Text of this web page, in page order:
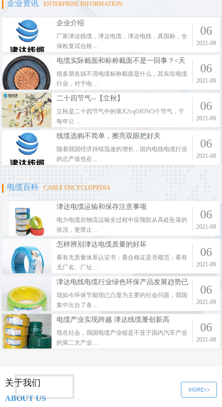
企业资讯 ENTERPRISE INFORMATION
企业介绍
厂家津达线缆，津达电缆，津达电线，真国标，全
保检复试合格 ...
06
2021-09
电缆实际截面和标称截面不是一回事？<天
津津达线 ...
很多朋友搞不清电缆标称截面是什么，其实在电缆
行业，对于电 ...
06
2021-09
二十四节气--【立秋】
立秋是二十四节气中的第X2vqOfOW3个节气，于
每年公 ...
06
2021-09
线缆选购不简单，擦亮双眼把好关
随着我国经济持续迅速的增长，国内电线电缆行业
的总产值也在 ...
06
2021-09
电缆百科 CABLE ENCYCLOPEDIA
津达电缆运输和保存注意事项
电力电缆在物流运输全过程中应预防从高处坠落的
状况，更禁止 ...
06
2021-09
怎样辨别津达电缆质量的好坏
看有无质量体系认证书；看合格证是否规范；看有
无厂名、厂址 ...
06
2021-09
津达电线电缆行业绿色环保产品发展趋势已
是不可逆
现如今环保节能现已凸显为主要的社会问题，我国
集中出台了各 ...
06
2021-09
电缆产业实现跨越 津达线缆屡创新高
现在社会，我国电缆产业链是不亚于国内汽车产业
的第二大产业 ...
06
2021-09
关于我们
ABOUT US
MORE>>